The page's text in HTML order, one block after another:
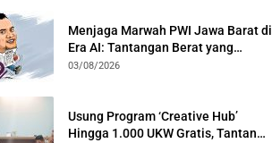
Menjaga Marwah PWI Jawa Barat di
Era AI: Tantangan Berat yang
Menuntut Solidaritas Lintas
03/08/2026
Usung Program ‘Creative Hub’
Hingga 1.000 UKW Gratis, Tantan